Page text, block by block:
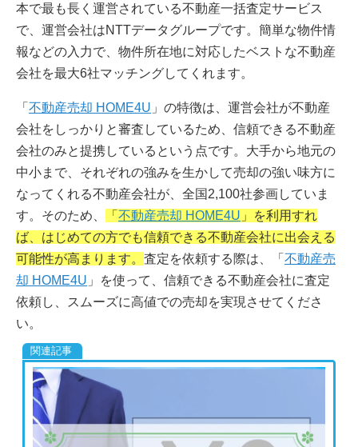
本で最も長く運営されている不動産一括査定サービス
で、運営会社はNTTデータグループです。簡単な物件情
報などの入力で、物件所在地に対応したベストな不動産
会社を最大6社マッチングしてくれます。
「 不動産売却 HOME4U 」の特徴は、運営会社が不動産
会社をしっかりと審査しているため、信頼できる不動産
会社のみと提携しているという点です。大手から地元の
中小まで、それぞれの強みを生かして売却の強い味方に
なってくれる不動産会社が、全国2,100社参画していま
す。そのため、
「 不動産売却 HOME4U 」を利用すれ
ば、はじめての方でも信頼できる不動産会社に出会える
可能性が高まります。 査定を依頼する際は、「 不動産売
却 HOME4U 」を使って、信頼できる不動産会社に査定
依頼し、スムーズに高値での売却を実現させてくださ
い。